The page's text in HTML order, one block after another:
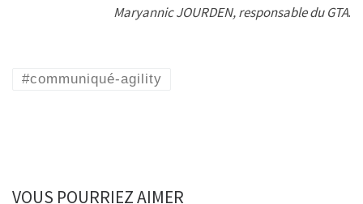
Maryannic JOURDEN, responsable du GTA.
#communiqué-agility
VOUS POURRIEZ AIMER